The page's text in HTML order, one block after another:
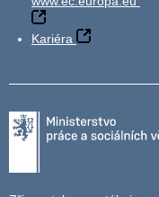
Kariéra